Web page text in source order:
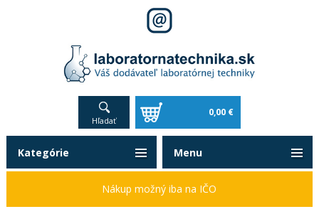
Hľadať
0,00 €
Kategórie
Nákup možný iba na IČO
Menu